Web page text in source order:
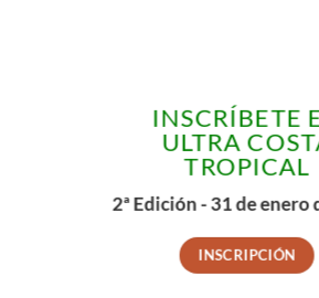
INSCRÍBETE
ULTRA
TROPICAL
2ª Edición - 31 de enero
INSCRIPCIÓN